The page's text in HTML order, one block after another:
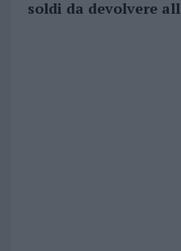
soldi da devolvere